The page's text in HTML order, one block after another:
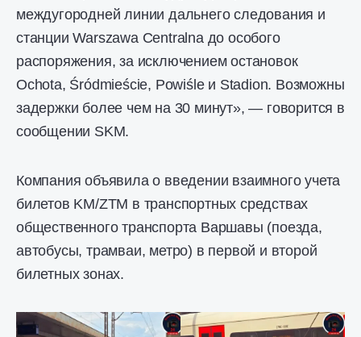
междугородней линии дальнего следования и
станции Warszawa Centralna до особого
распоряжения, за исключением остановок
Ochota, Śródmieście, Powiśle и Stadion. Возможны
задержки более чем на 30 минут», — говорится в
сообщении SKM.
Компания объявила о введении взаимного учета
билетов KM/ZTM в транспортных средствах
общественного транспорта Варшавы (поезда,
автобусы, трамваи, метро) в первой и второй
билетных зонах.